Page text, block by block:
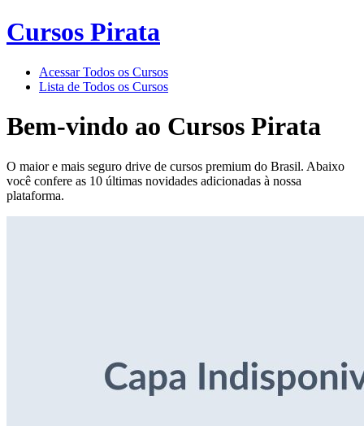
Cursos Pirata
Acessar Todos os Cursos
Lista de Todos os Cursos
Bem-vindo ao Cursos Pirata
O maior e mais seguro drive de cursos premium do Brasil. Abaixo
você confere as 10 últimas novidades adicionadas à nossa
plataforma.